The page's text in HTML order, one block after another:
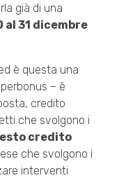
già di una
al 31 dicembre
è questa una
– è
credito
che svolgono i
credito
che svolgono i
interventi